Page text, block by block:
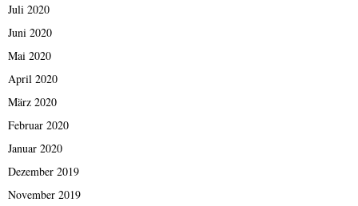
Juli 2020
Juni 2020
Mai 2020
April 2020
März 2020
Februar 2020
Januar 2020
Dezember 2019
November 2019